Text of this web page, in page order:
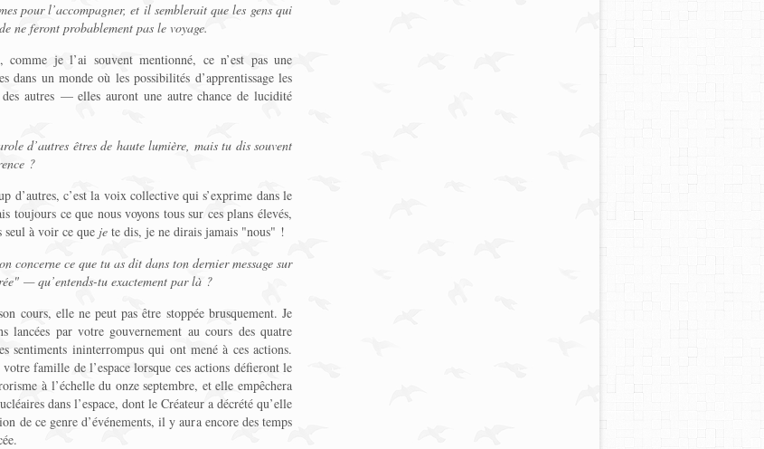
pour l’accompagner, et il semblerait que les gens qui
ne feront probablement pas le voyage.
je l’ai souvent mentionné, ce n’est pas une
un monde où les possibilités d’apprentissage les
autres — elles auront une autre chance de lucidité
d’autres êtres de haute lumière, mais tu dis souvent
?
d’autres, c’est la voix collective qui s’exprime dans le
toujours ce que nous voyons tous sur ces plans élevés,
à voir ce que je te dis, je ne dirais jamais "nous" !
ce que tu as dit dans ton dernier message sur
— qu’entends-tu exactement par là ?
cours, elle ne peut pas être stoppée brusquement. Je
lancées par votre gouvernement au cours des quatre
sentiments ininterrompus qui ont mené à ces actions.
famille de l’espace lorsque ces actions défieront le
à l’échelle du onze septembre, et elle empêchera
dans l’espace, dont le Créateur a décrété qu’elle
de ce genre d’événements, il y aura encore des temps